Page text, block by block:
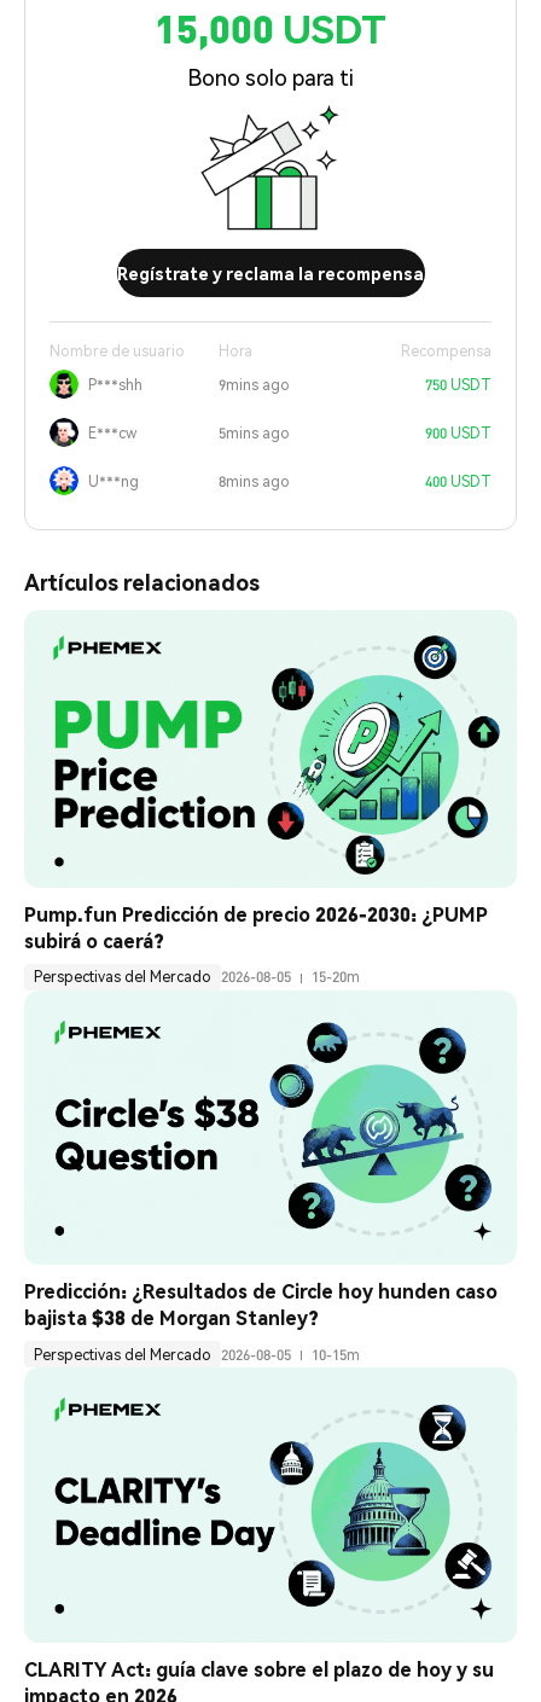
15,000 USDT
Bono solo para ti
Regístrate y reclama la recompensa
Nombre de usuario Hora
Recompensa
P***shh
9mins ago 750 USDT
E***cw 5mins ago 900 USDT
U***ng 8mins ago 400 USDT
Artículos relacionados
Pump.fun Predicción de precio 2026-2030: ¿PUMP
subirá o caerá?
Perspectivas del Mercado 2026-08-05 15-20m
Predicción: ¿Resultados de Circle hoy hunden caso
bajista $38 de Morgan Stanley?
Perspectivas del Mercado 2026-08-05 10-15m
CLARITY Act: guía clave sobre el plazo de hoy y su
impacto en 2026